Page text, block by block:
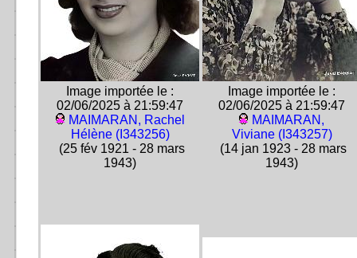
Image importée le :
02/06/2025 à 21:59:47
MAIMARAN, Rachel
Hélène (I343256)
(25 fév 1921 - 28 mars
1943)
Image importée le :
02/06/2025 à 21:59:47
MAIMARAN,
Viviane (I343257)
(14 jan 1923 - 28 mars
1943)